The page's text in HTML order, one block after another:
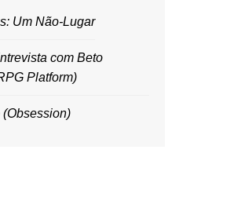
Um Não-Lugar
com Beto
Platform)
(Obsession)